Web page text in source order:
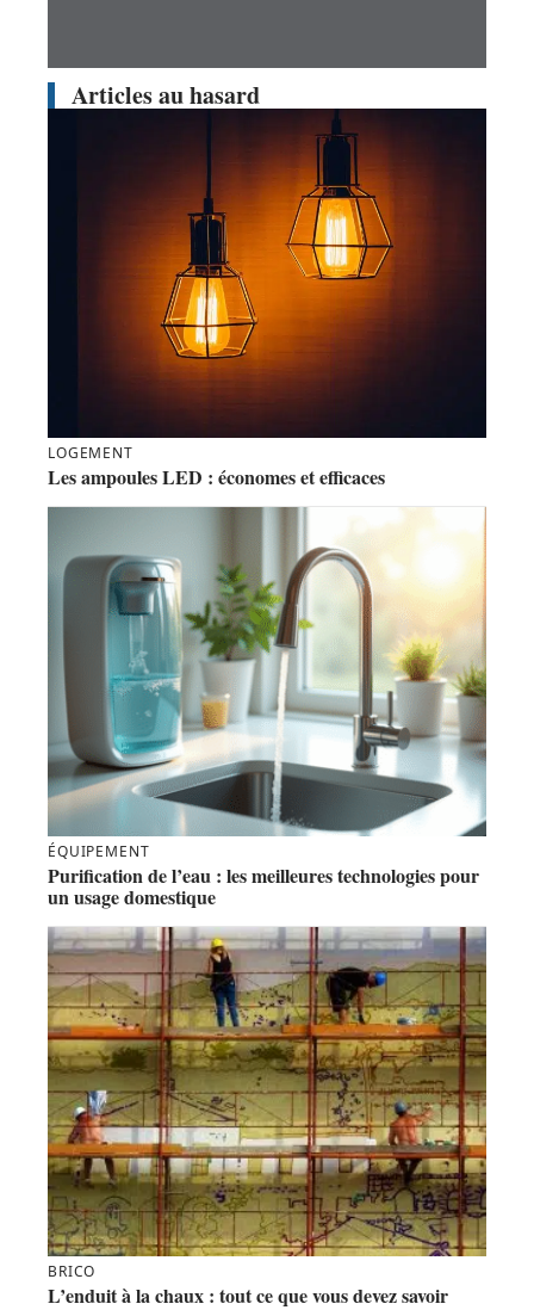
Articles au hasard
LOGEMENT
Les ampoules LED : économes et efficaces
ÉQUIPEMENT
Purification de l’eau : les meilleures technologies pour
un usage domestique
BRICO
L’enduit à la chaux : tout ce que vous devez savoir